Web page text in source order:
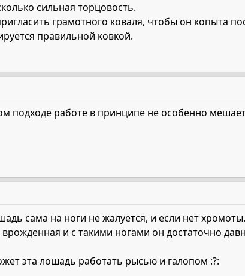
сильная торцовость.
грамотного коваля, чтобы он копыта
правильной ковкой.
подходе работе в принципе не особенно
сама на ноги не жалуется, и если нет
и с такими ногами он достаточно
эта лошадь работать рысью и галопом :?: